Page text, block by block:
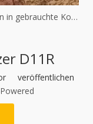
Entdecken Sie die Vorteile einer Investition in gebrauchte Komatsu-Maschinen
D11R
veröffentlichen
Powered